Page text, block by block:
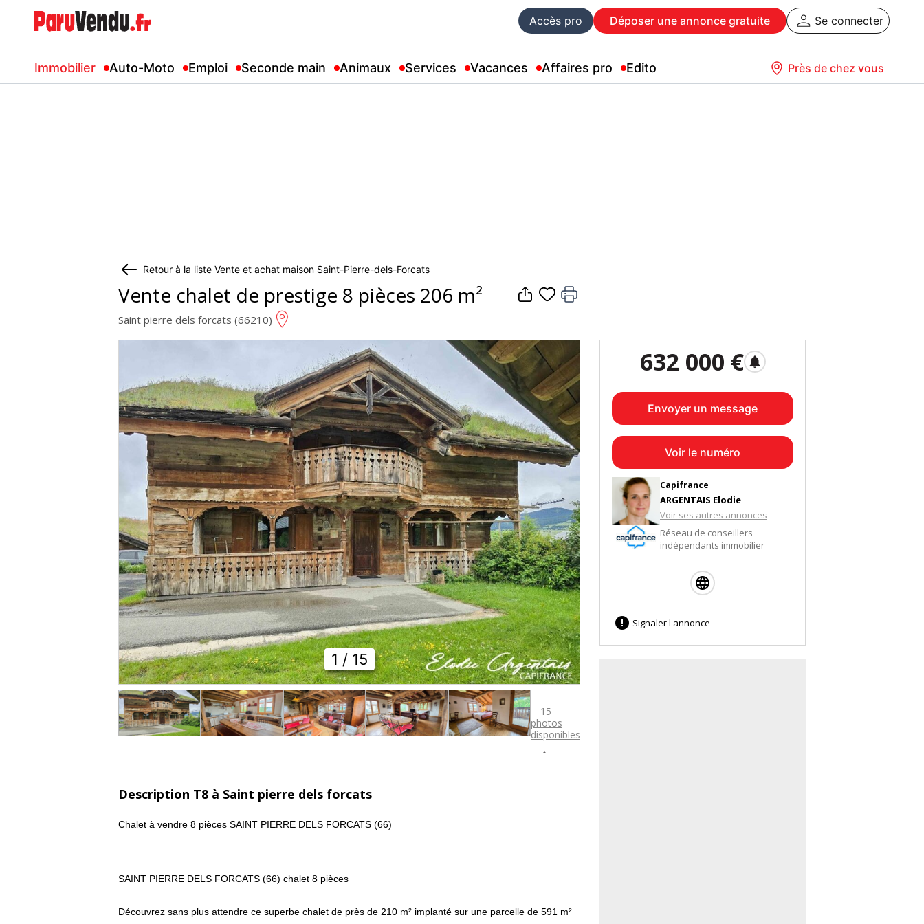
Accès pro Déposer une annonce gratuite Se connecter
Immobilier Auto-Moto Emploi Seconde main Animaux Services Vacances Affaires pro Edito Près de chez vous
Retour à la liste Vente et achat maison Saint-Pierre-dels-Forcats
Vente chalet de prestige 8 pièces 206 m²
Saint pierre dels forcats (66210)
1 / 15
15
photos
disponibles

Description T8 à Saint pierre dels forcats
Chalet à vendre 8 pièces SAINT PIERRE DELS FORCATS (66)
SAINT PIERRE DELS FORCATS (66) chalet 8 pièces
Découvrez sans plus attendre ce superbe chalet de près de 210 m² implanté sur une parcelle de 591 m²
632 000 € notifications
Envoyer un message
Voir le numéro
Capifrance
ARGENTAIS Elodie
Voir ses autres annonces
Réseau de conseillers
indépendants immobilier
 Signaler l'annonce